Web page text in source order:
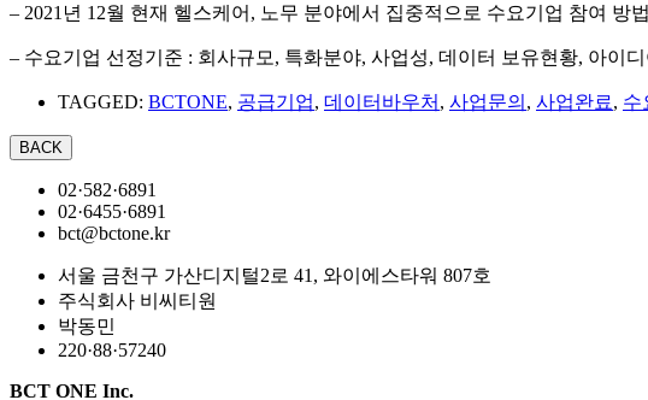
– 2021년 12월 현재 헬스케어, 노무 분야에서 집중적으로 수요기업 참여 방
– 수요기업 선정기준 : 회사규모, 특화분야, 사업성, 데이터 보유현황, 아이
TAGGED: BCTONE, 공급기업, 데이터바우처 , 사업문의 , 사업완료, 수
02·582·6891
02·6455·6891
bct@bctone.kr
서울 금천구 가산디지털2로 41, 와이에스타워 807호
주식회사 비씨티원
박동민
220·88·57240
BCT ONE Inc.